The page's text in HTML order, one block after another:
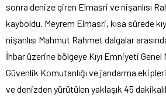
sonra denize giren Elmasri ve nişanlısı
kayboldu. Meyrem Elmasri, kısa sürede
nişanlısı Mahmut Rahmet dalgalar
İhbar üzerine bölgeye Kıyı Emniyeti Genel
Güvenlik Komutanlığı ve jandarma
ve denizden yürütülen yaklaşık 45